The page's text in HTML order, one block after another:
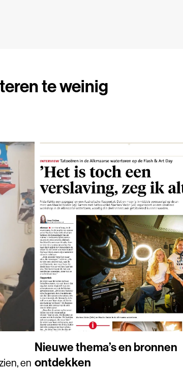
te weinig
en
Nieuwe thema’s en bronnen
ontdekken